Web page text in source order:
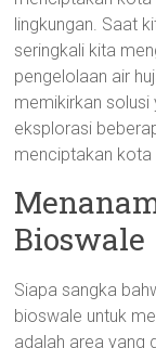
lingkungan. Saat
seringkali kita
pengelolaan air
memikirkan solusi
eksplorasi
menciptakan kota
Bioswale
Siapa sangka
bioswale untuk
adalah area yang